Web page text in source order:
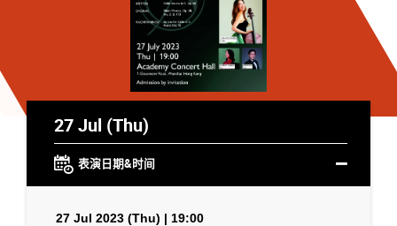
27 Jul (Thu)
表演日期&时间
27 Jul 2023 (Thu) | 19:00